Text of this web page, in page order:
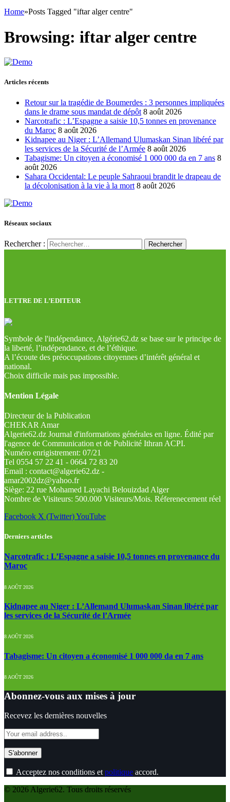
Home»Posts Tagged "iftar alger centre"
Browsing: iftar alger centre
Articles récents
Retour sur la tragédie de Boumerdes : 3 personnes impliquées
dans le drame sous mandat de dépôt 8 août 2026
Narcotrafic : L’Espagne a saisie 10,5 tonnes en provenance
du Maroc 8 août 2026
Kidnapee au Niger : L’Allemand Ulumaskan Sinan libéré par
les services de la Sécurité de l’Armée 8 août 2026
Tabagisme: Un citoyen a économisé 1 000 000 da en 7 ans 8
août 2026
Sahara Occidental: Le peuple Sahraoui brandit le drapeau de
la décolonisation à la vie à la mort 8 août 2026
Réseaux sociaux
Rechercher :
LETTRE DE L’EDITEUR
Symbole de l'indépendance, Algérie62.dz se base sur le principe de
la liberté, l’indépendance, et de l’éthique.
A l’écoute des préoccupations citoyennes d’intérêt général et
national.
Choix difficile mais pas impossible.
Mention Légale
Directeur de la Publication
CHEKAR Amar
Algerie62.dz Journal d'informations générales en ligne. Édité par
l'agence de Communication et de Publicité Ithran ACPI.
Numéro enrigistrement: 07/21
Tel 0554 57 22 41 - 0664 72 83 20
Email : contact@algerie62.dz -
amar2002dz@yahoo.fr
Siège: 22 rue Mohamed Layachi Belouizdad Alger
Nombre de Visiteurs: 500.000 Visiteurs/Mois. Réferenecement réel
Facebook X (Twitter)YouTube
Derniers articles
Narcotrafic : L’Espagne a saisie 10,5 tonnes en provenance du
Maroc
8 AOÛT 2026
Kidnapee au Niger : L’Allemand Ulumaskan Sinan libéré par
les services de la Sécurité de l’Armée
8 AOÛT 2026
Tabagisme: Un citoyen a économisé 1 000 000 da en 7 ans
8 AOÛT 2026
Abonnez-vous aux mises à jour
Recevez les dernières nouvelles
Acceptez nos conditions et politique accord.
© 2026 Algerie62. Tous droits réservés